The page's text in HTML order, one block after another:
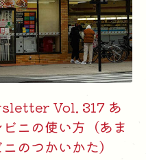
Vol. 317 あ
ニの使い方（あま
のつかいかた）